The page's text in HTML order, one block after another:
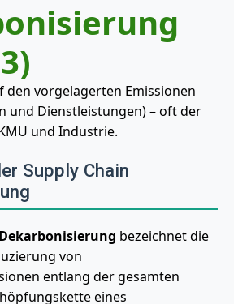
den vorgelagerten Emissionen
und Dienstleistungen) – oft der
und Industrie.
Supply Chain
bezeichnet die
von
entlang der gesamten
eines